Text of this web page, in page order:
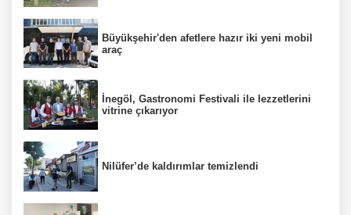
Büyükşehir'den afetlere hazır iki yeni mobil
araç
İnegöl, Gastronomi Festivali ile lezzetlerini
vitrine çıkarıyor
Nilüfer’de kaldırımlar temizlendi